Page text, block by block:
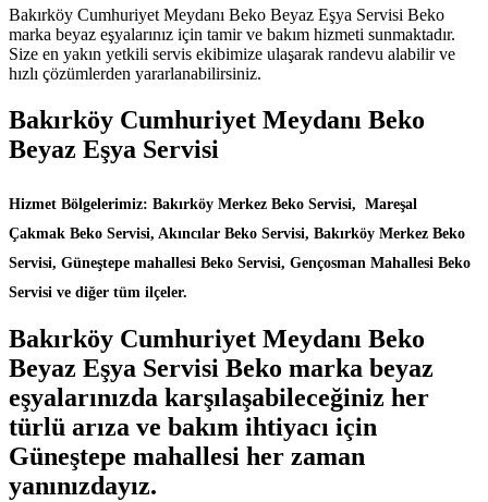
Bakırköy Cumhuriyet Meydanı Beko Beyaz Eşya Servisi Beko
marka beyaz eşyalarınız için tamir ve bakım hizmeti sunmaktadır.
Size en yakın yetkili servis ekibimize ulaşarak randevu alabilir ve
hızlı çözümlerden yararlanabilirsiniz.
Bakırköy Cumhuriyet Meydanı Beko
Beyaz Eşya Servisi
Hizmet Bölgelerimiz: Bakırköy Merkez Beko Servisi, Mareşal
Çakmak Beko Servisi, Akıncılar Beko Servisi, Bakırköy Merkez Beko
Servisi, Güneştepe mahallesi Beko Servisi, Gençosman Mahallesi Beko
Servisi ve diğer tüm ilçeler.
Bakırköy Cumhuriyet Meydanı Beko
Beyaz Eşya Servisi Beko marka beyaz
eşyalarınızda karşılaşabileceğiniz her
türlü arıza ve bakım ihtiyacı için
Güneştepe mahallesi her zaman
yanınızdayız.